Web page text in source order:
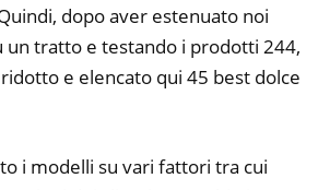
dopo aver estenuato noi
un tratto e testando i prodotti 244,
e elencato qui 45 best dolce
i modelli su vari fattori tra cui